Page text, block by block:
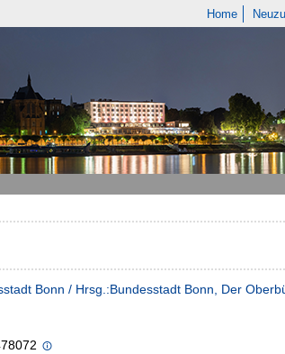
Home
Bonn / Hrsg.:Bundesstadt Bonn, Der